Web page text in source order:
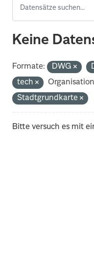
Keine
Formate: DWG
tech
Stadtgrundkarte
Bitte versuch es mit